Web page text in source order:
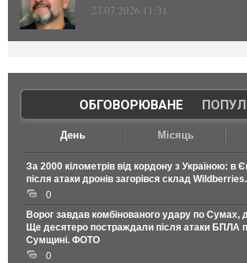
23.07.2026 11:31
ОБГОВОРЮВАНЕ|
День Місяць
За 2000 кілометрів від кордону з Україною: в
після атаки дронів загорівся склад
0
Ворог завдав комбінованого удару по Сумах,
Ще десятеро постраждали після атаки БПЛА
Сумщині. ФОТО
0